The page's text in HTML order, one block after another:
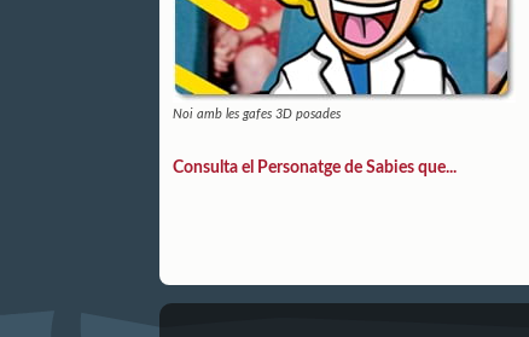
Noi amb les gafes 3D posades
Consulta el Personatge de Sabies que...